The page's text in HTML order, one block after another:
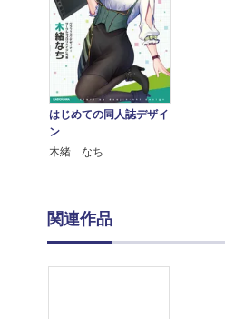
はじめての同人誌デザイ
ン
木緒 なち
関連作品